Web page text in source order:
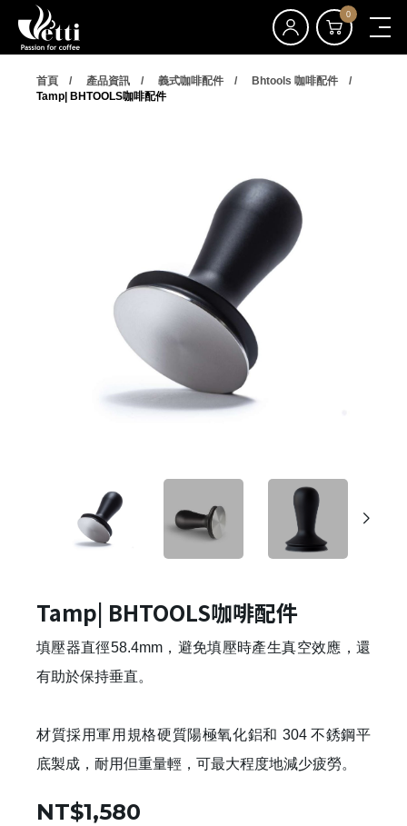
0
首頁 產品資訊 義式咖啡配件
Bhtools 咖啡配件
Tamp| BHTOOLS咖啡配件
Tamp| BHTOOLS咖啡配件
填壓器直徑58.4mm，避免填壓時產生真空效應，還
有助於保持垂直。
材質採用軍用規格硬質陽極氧化鋁和 304 不銹鋼平
底製成，耐用但重量輕，可最大程度地減少疲勞。
NT$1,580